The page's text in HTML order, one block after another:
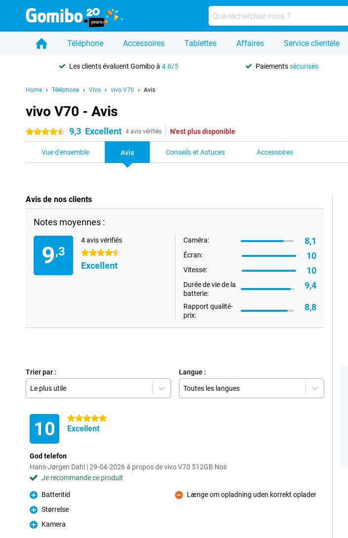
Téléphone Accessoires Tablettes Affaires Service clientèle
Les clients évaluent Gomibo à4.6/5 Paiementssécurisés
Home Téléphone Vivo vivo V70 Avis
vivo V70 - Avis
4.5 étoiles 9,3 Excellent 4 avis vérifiés N'est plus disponible
Vue d'ensemble Avis Conseils et Astuces Accessoires
Avis de nos clients
Notes moyennes :
9,3
4 avis vérifiés
4.5 étoiles
Excellent
Caméra: 8,1
Écran: 10
Vitesse: 10
Durée de vie de la
batterie:
9,4
Rapport qualité-
prix:
8,8
Trier par :
Le plus utile
Langue :
Toutes les langues
10 5 étoiles
Excellent
God telefon
Hans-Jørgen Dahl | 29-04-2026 á propos de vivo V70 512GB Noir
Je recommande ce produit
Pour
Batteritid
Pour
Størrelse
Pour
Kamera
Contre
Længe om opladning uden korrekt oplader